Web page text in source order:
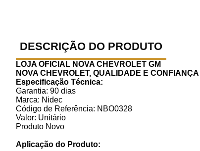
DESCRIÇÃO DO PRODUTO
LOJA OFICIAL NOVA CHEVROLET GM
NOVA CHEVROLET, QUALIDADE E
Especificação Técnica:
Garantia: 90 dias
Marca: Nidec
Código de Referência: NBO0328
Valor: Unitário
Produto Novo
Aplicação do Produto: